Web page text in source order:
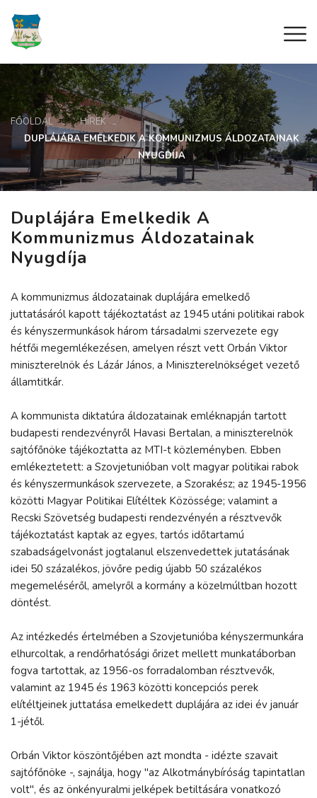
FŐOLDAL
HÍREK
DUPLÁJÁRA EMELKEDIK A KOMMUNIZMUS ÁLDOZATAINAK
NYUGDÍJA
Duplájára Emelkedik A
Kommunizmus Áldozatainak
Nyugdíja
A kommunizmus áldozatainak duplájára emelkedő
juttatásáról kapott tájékoztatást az 1945 utáni politikai rabok
és kényszermunkások három társadalmi szervezete egy
hétfői megemlékezésen, amelyen részt vett Orbán Viktor
miniszterelnök és Lázár János, a Miniszterelnökséget vezető
államtitkár.
A kommunista diktatúra áldozatainak emléknapján tartott
budapesti rendezvényről Havasi Bertalan, a miniszterelnök
sajtófőnöke tájékoztatta az MTI-t közleményben. Ebben
emlékeztetett: a Szovjetunióban volt magyar politikai rabok
és kényszermunkások szervezete, a Szorakész; az 1945-1956
közötti Magyar Politikai Elítéltek Közössége; valamint a
Recski Szövetség budapesti rendezvényén a résztvevők
tájékoztatást kaptak az egyes, tartós időtartamú
szabadságelvonást jogtalanul elszenvedettek jutatásának
idei 50 százalékos, jövőre pedig újabb 50 százalékos
megemeléséről, amelyről a kormány a közelmúltban hozott
döntést.
Az intézkedés értelmében a Szovjetunióba kényszermunkára
elhurcoltak, a rendőrhatósági őrizet mellett munkatáborban
fogva tartottak, az 1956-os forradalomban résztvevők,
valamint az 1945 és 1963 közötti koncepciós perek
elítéltjeinek juttatása emelkedett duplájára az idei év január
1-jétől.
Orbán Viktor köszöntőjében azt mondta - idézte szavait
sajtófőnöke -, sajnálja, hogy "az Alkotmánybíróság tapintatlan
volt", és az önkényuralmi jelképek betiltására vonatkozó